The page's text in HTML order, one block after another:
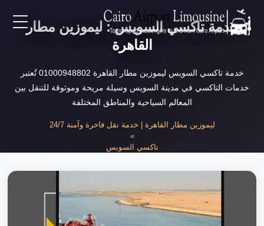
EN
AR
خدمات المطار
نحن
خدمة تاكسي السويس : ليموزين مطار
القاهرة
خدمة تاكسي السويس ليموزين مطار القاهرة 01000948802 تُعتبر
خدمات التاكسي في مدينة السويس وسيلة مريحة وموثوقة للتنقل بين
المعالم السياحية والمناطق المختلفة
ليموزين مطار القاهرة | خدمة نقل فاخرة وآمنة 24/7
تاكسي السويس
خدمة تاكسي السويس